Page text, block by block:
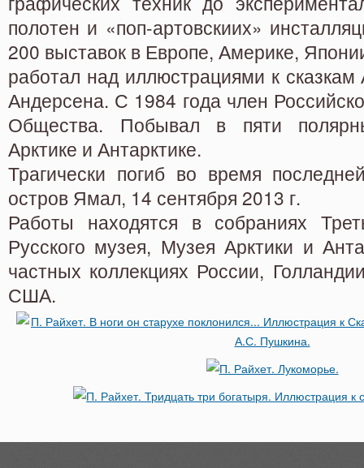
полотен и «поп-артовскиих»
200 выставок в Европе, Америке,
работал над иллюстрациями к
Андерсена. С 1984 года член
Общества. Побывал в пяти
Арктике и Антарктике.
Трагически погиб во время
остров Ямал, 14 сентября 2013 г.
Работы находятся в собраниях
Русского музея, Музея Арктики и
частных коллекциях России,
США.